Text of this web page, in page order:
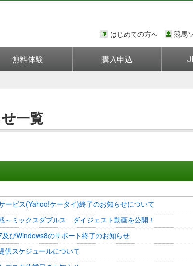
はじめての方へ 競馬
無料体験 購入申込
一覧
ービス(Yahoo!ケータイ)終了のお知らせについて
～ミックスダブルス ダイジェスト動画を公開！
及びWindows8のサポート終了のお知らせ
供スケジュールについて